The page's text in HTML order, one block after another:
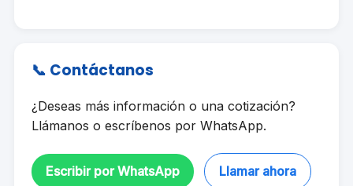
📞 Contáctanos
¿Deseas más información o una cotización?
Llámanos o escríbenos por WhatsApp.
Escribir por WhatsApp Llamar ahora